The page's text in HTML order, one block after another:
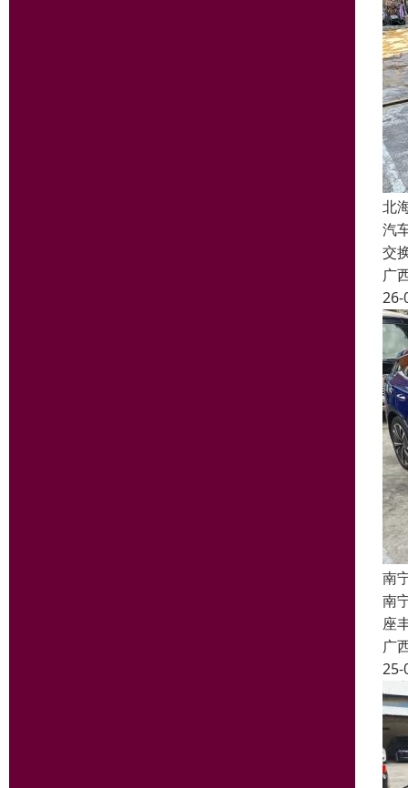
北
汽
交
广
26-
南
南
座
广
25-